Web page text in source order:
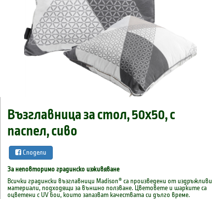
Възглавница за стол, 50x50, с
паспел, сиво
Сподели
За неповторимо градинско изживяване
Всички градински възглавници Madison® са произведени от издръжливи
материали, подходящи за външно ползване. Цветовете и шарките са
оцветени с UV бои, които запазват качествата си дълго време.